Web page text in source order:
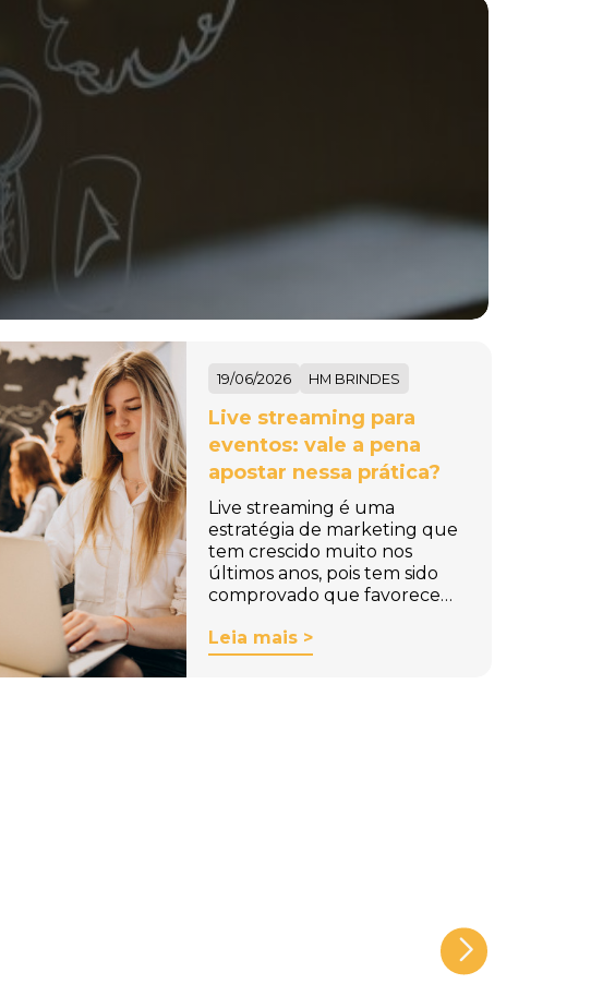
19/06/2026 HM BRINDES
Live streaming para
eventos: vale a pena
apostar nessa prática?
Live streaming é uma
estratégia de marketing que
tem crescido muito nos
últimos anos, pois tem sido
comprovado que favorece…
Leia mais >